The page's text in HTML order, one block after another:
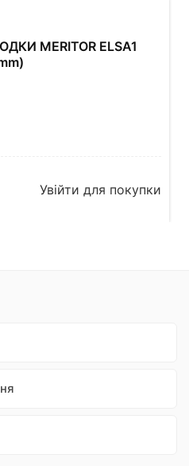
MERITOR ELSA1
Увійти для покупки